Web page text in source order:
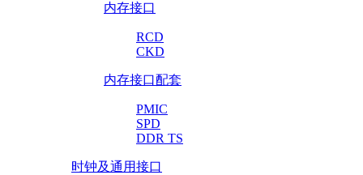
内存接口
RCD
CKD
内存接口配套
PMIC
SPD
DDR TS
时钟及通用接口